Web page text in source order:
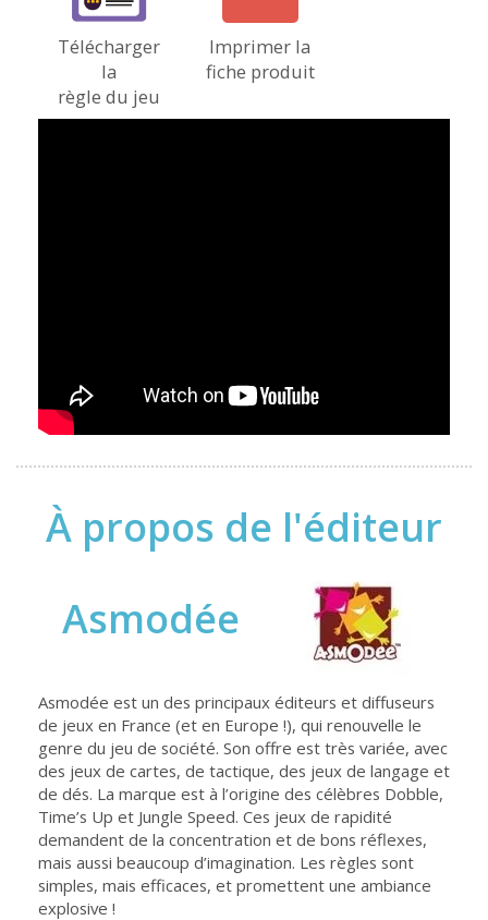
Télécharger
la
règle du jeu
Imprimer la
fiche produit
À propos de l'éditeur
Asmodée
Asmodée est un des principaux éditeurs et diffuseurs
de jeux en France (et en Europe !), qui renouvelle le
genre du jeu de société. Son offre est très variée, avec
des jeux de cartes, de tactique, des jeux de langage et
de dés. La marque est à l’origine des célèbres Dobble,
Time’s Up et Jungle Speed. Ces jeux de rapidité
demandent de la concentration et de bons réflexes,
mais aussi beaucoup d’imagination. Les règles sont
simples, mais efficaces, et promettent une ambiance
explosive !